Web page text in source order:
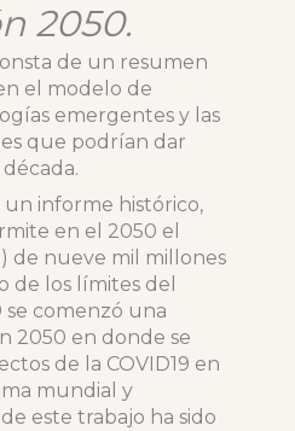
2050.
de un resumen
el modelo de
emergentes y las
que podrían dar
un informe histórico,
en el 2050 el
de nueve mil millones
de los límites del
se comenzó una
2050 en donde se
de la COVID19 en
mundial y
este trabajo ha sido